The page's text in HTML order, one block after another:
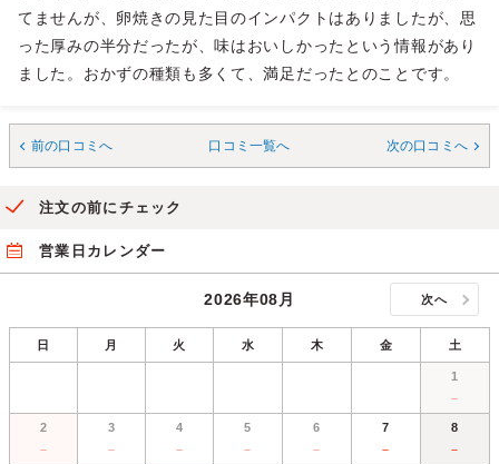
てませんが、卵焼きの見た目のインパクトはありましたが、思
った厚みの半分だったが、味はおいしかったという情報があり
ました。おかずの種類も多くて、満足だったとのことです。
前の口コミへ 口コミ一覧へ 次の口コミへ
注文の前にチェック
営業日カレンダー
2026年08月 次へ
日 月 火 水 木 金 土
1
－
2
－
3
－
4
－
5
－
6
－
7
－
8
－